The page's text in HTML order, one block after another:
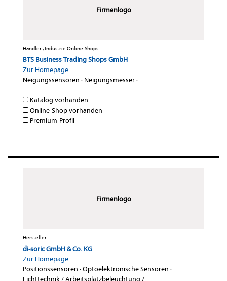
Firmenlogo
Händler , Industrie Online-Shops
BTS Business Trading Shops GmbH
Zur Homepage
Neigungssensoren · Neigungsmesser·
Katalog vorhanden
Online-Shop vorhanden
Premium-Profil
Firmenlogo
Hersteller
di-soric GmbH & Co. KG
Zur Homepage
Positionssensoren ·Optoelektronische Sensoren ·